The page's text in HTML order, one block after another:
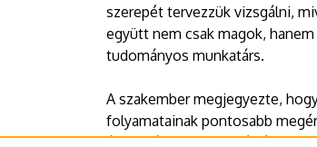
szerepét tervezzük vizsgálni,
együtt nem csak magok,
tudományos munkatárs.
A szakember megjegyezte,
folyamatainak pontosabb
átalakítás növekvő mértéke